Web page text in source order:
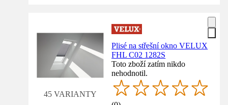
45 VARIANTY
Plisé na střešní okno VELUX
FHL C02 1282S
Toto zboží zatím nikdo
nehodnotil.